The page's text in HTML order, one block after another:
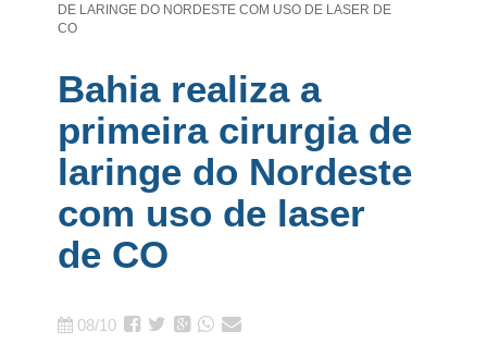
DE LARINGE DO NORDESTE COM USO DE LASER DE
CO
Bahia realiza a
primeira cirurgia de
laringe do Nordeste
com uso de laser
de CO
08/10